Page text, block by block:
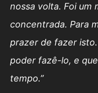
nossa volta. Foi um
concentrada. Para
prazer de fazer
poder fazê-lo, e
tempo.”